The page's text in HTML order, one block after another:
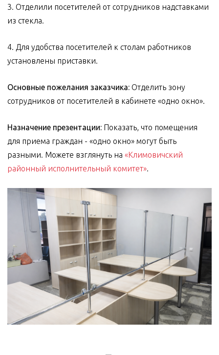
3. Отделили посетителей от сотрудников надставками
из стекла.
4. Для удобства посетителей к столам работников
установлены приставки.
Основные пожелания заказчика: Отделить зону
сотрудников от посетителей в кабинете «одно окно».
Назначение презентации: Показать, что помещения
для приема граждан - «одно окно» могут быть
разными. Можете взглянуть на «Климовичский
районный исполнительный комитет».